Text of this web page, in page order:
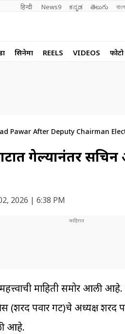
हिन्दी News9 ಕನ್ನಡ తెలుగు
सिनेमा REELS VIDEOS
Pawar After Deputy Chairman
गेल्यानंतर सचिन
2026 | 6:38 PM
माहिती समोर आली
(शरद पवार गट)चे अध्यक्ष
आहे.